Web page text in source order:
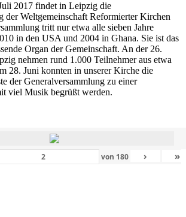
2017 findet in Leipzig die
der Weltgemeinschaft Reformierter Kirchen
tritt nur etwa alle sieben Jahre
in den USA und 2004 in Ghana. Sie ist das
Organ der Gemeinschaft. An der 26.
nehmen rund 1.000 Teilnehmer aus etwa
28. Juni konnten in unserer Kirche die
der Generalversammlung zu einer
viel Musik begrüßt werden.
von 180 › »